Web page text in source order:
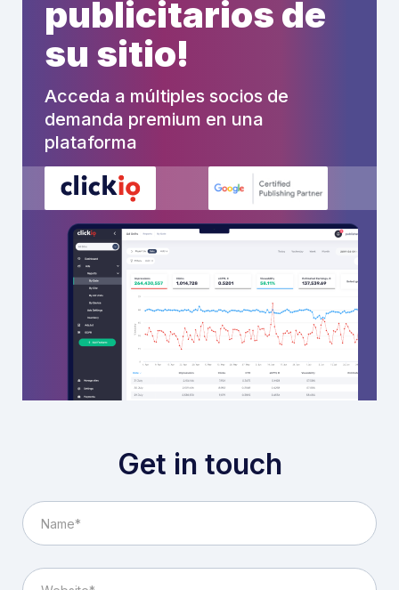
publicitarios de
su sitio!
Acceda a múltiples socios de
demanda premium en una
plataforma
Get in touch